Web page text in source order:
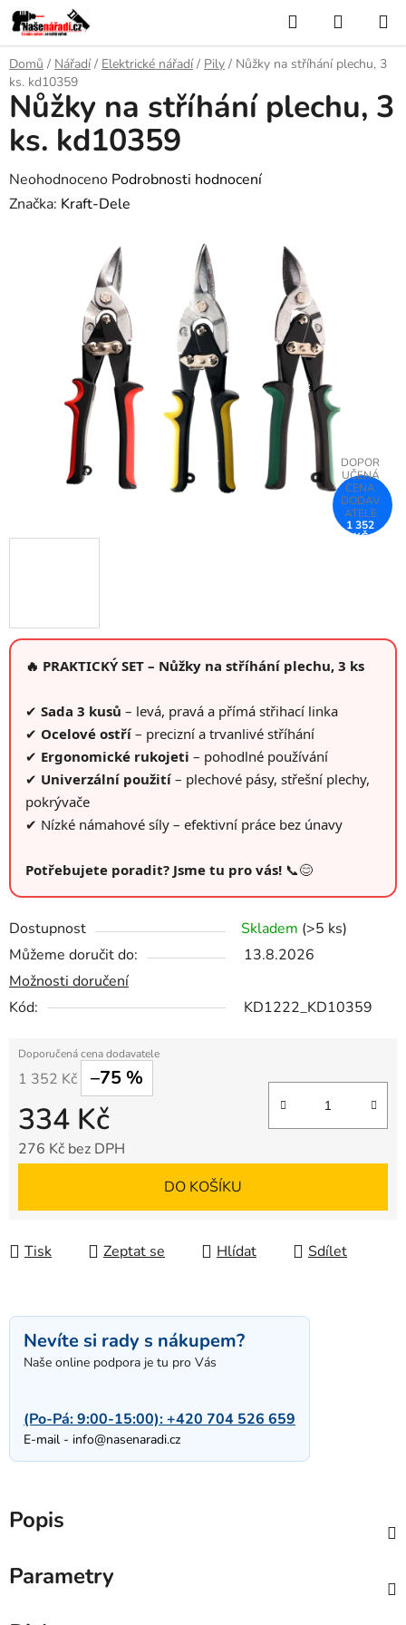
Přejít
na
obsah
Hledat
KOŠÍK
Domů / Nářadí / Elektrické nářadí / Pily / Nůžky na stříhání plechu, 3
ks. kd10359
🔥 PRAKTICKÝ SET – Nůžky na stříhání plechu, 3 ks
✔ Sada 3 kusů – levá, pravá a přímá střihací linka
✔ Ocelové ostří – precizní a trvanlivé stříhání
✔ Ergonomické rukojeti – pohodlné používání
✔ Univerzální použití – plechové pásy, střešní plechy,
pokrývače
✔ Nízké námahové síly – efektivní práce bez únavy
Potřebujete poradit? Jsme tu pro vás! 📞😊
Dostupnost Skladem (>5 ks)
Můžeme doručit do:
13.8.2026
Možnosti doručení
Kód:
KD1222_KD10359
1 352 Kč –75 %
334 Kč
276 Kč bez DPH
DO KOŠÍKU
Tisk Zeptat se Hlídat Sdílet
Nůžky na stříhání plechu, 3
ks. kd10359
Průměrné
hodnocení
Neohodnoceno Podrobnosti hodnocení
Značka: Kraft-Dele
1 352
KČ
Nevíte si rady s nákupem?
Naše online podpora je tu pro Vás
(Po-Pá: 9:00-15:00):+420 704 526 659
E-mail - info@nasenaradi.cz
Popis
Parametry